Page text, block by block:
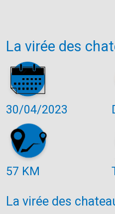
La virée des
30/04/2023
57 KM
La virée des